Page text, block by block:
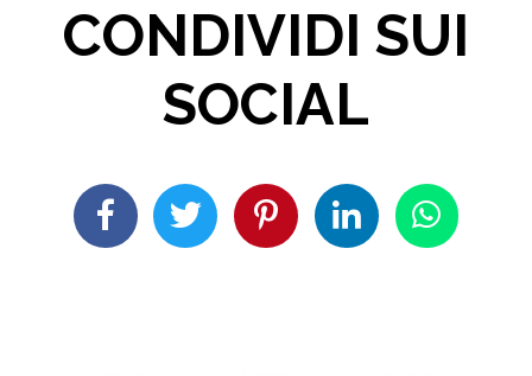
CONDIVIDI SUI
SOCIAL